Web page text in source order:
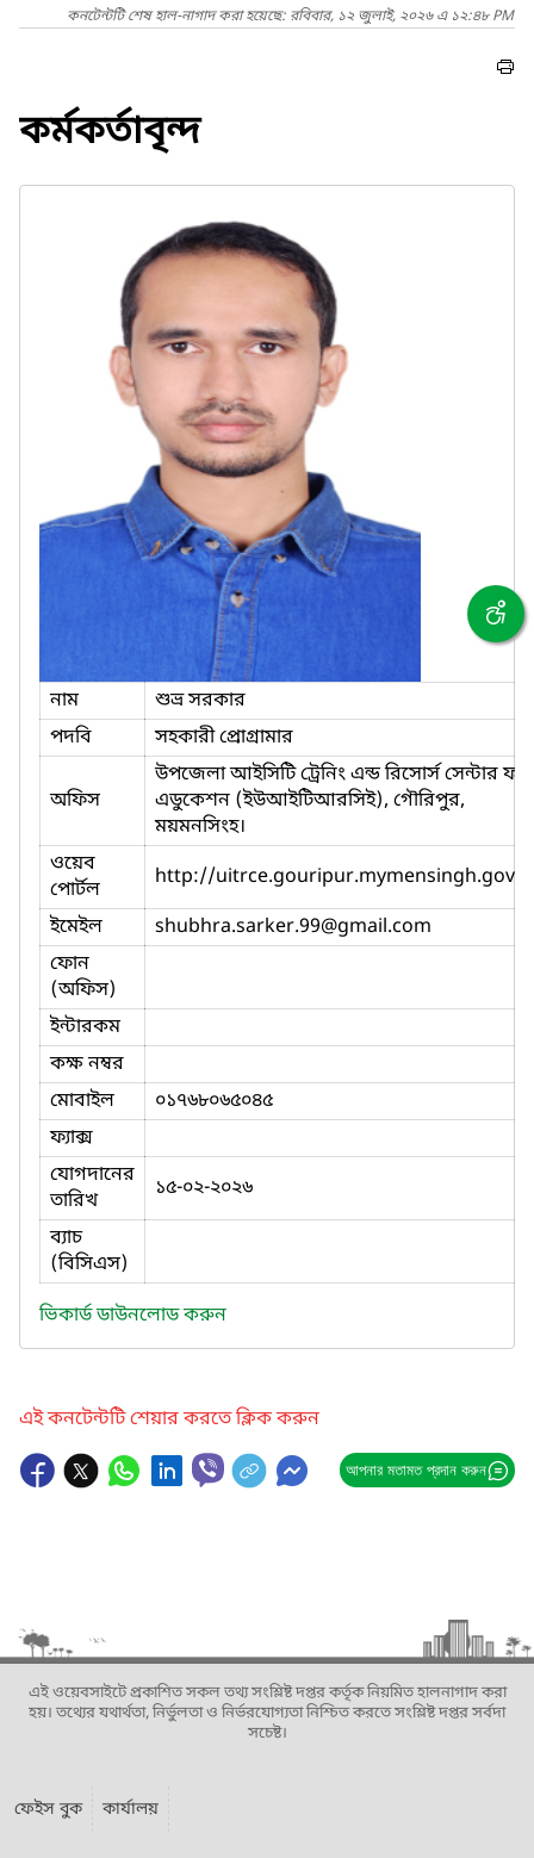
কনটেন্টটি শেষ হাল-নাগাদ করা হয়েছে: রবিবার, ১২ জুলাই, ২০২৬ এ ১২:৪৮ PM
কর্মকর্তাবৃন্দ
নাম
শুভ্র সরকার
পদবি
সহকারী প্রোগ্রামার
অফিস
উপজেলা আইসিটি ট্রেনিং এন্ড রিসোর্স সেন্টার ফর
এডুকেশন (ইউআইটিআরসিই), গৌরিপুর,
ময়মনসিংহ।
ওয়েব
পোর্টল
http://
ইমেইল
shubhra.sarker.99@gmail.com
ফোন
(অফিস)
ইন্টারকম
কক্ষ নম্বর
মোবাইল
০১৭৬৮০৬৫০৪৫
ফ্যাক্স
যোগদানের
তারিখ
১৫-০২-২০২৬
ব্যাচ
(বিসিএস)
ভিকার্ড ডাউনলোড করুন
এই কনটেন্টটি শেয়ার করতে ক্লিক করুন
আপনার মতামত প্রদান করুন
এই ওয়েবসাইটে প্রকাশিত সকল তথ্য সংশ্লিষ্ট দপ্তর কর্তৃক নিয়মিত হালনাগাদ করা
হয়। তথ্যের যথার্থতা, নির্ভুলতা ও নির্ভরযোগ্যতা নিশ্চিত করতে সংশ্লিষ্ট দপ্তর সর্বদা
সচেষ্ট।
ফেইস বুক কার্যালয়